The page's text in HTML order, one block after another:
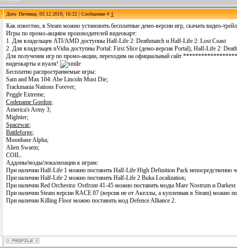
Дата: Пятница, 03.12.2010, 16:22 | Сообщение #1
Как известно, в Steam можно установить бесплатные демо-версии игр, скачать видео-
Игры по промо-акциям производителей видеокарт:
1. Для владельцев ATI/AMD доступны Half-Life 2: Deathmatch и Half-Life 2: Lost Coast
2. Для владельцев nVidia доступны Portal: First Slice (демо-версия Portal), Half-Life 2:
Для получения игр по промо-акции, переходим на официальный сайт
видеокарты и вуаля!
Бесплатно распространяемые игры:
Sam and Max 104: Abe Lincoln Must Die;
Trackmania Nations Forever;
Peggle Extreme;
Codename Gordon;
America's Army 3;
Mightier;
Spacewar;
Battleforge;
Moonbase Alpha;
Alien Swarm;
COIL.
Аддоны/моды/локализации к играм:
При наличии Half-Life 1 можно поставить Half-Life High Definition Pack непосредственно
При наличии Half-Life 2 можно поставить Half-Life 2 Buka Localization;
При наличии Red Orchestra: Ostfront 41-45 можно поставить моды Mare Nostrum и
При наличии Steam версии RACE 07 (версия не от Акеллы, а купленная в Steam) можно
При наличии Killing Floor можно поставить мод Defence Alliance 2.